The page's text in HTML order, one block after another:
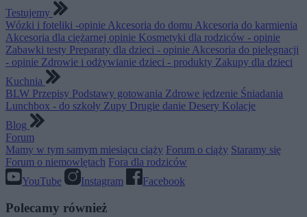
Testujemy
Wózki i foteliki -opinie Akcesoria do domu Akcesoria do karmienia
Akcesoria dla ciężarnej opinie Kosmetyki dla rodziców - opinie
Zabawki testy Preparaty dla dzieci - opinie Akcesoria do pielęgnacji
- opinie Zdrowie i odżywianie dzieci - produkty Zakupy dla dzieci
Kuchnia
BLW Przepisy Podstawy gotowania Zdrowe jedzenie Śniadania
Lunchbox - do szkoły Zupy Drugie danie Desery Kolacje
Blog
Forum
Mamy w tym samym miesiącu ciąży Forum o ciąży Staramy się
Forum o niemowlętach Fora dla rodziców
YouTube
Instagram Facebook
Polecamy również